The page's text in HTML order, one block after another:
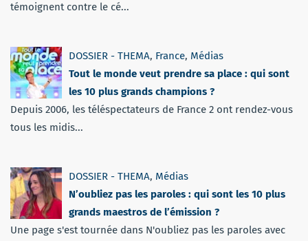
témoignent contre le cé...
DOSSIER - THEMA, France, Médias
Tout le monde veut prendre sa place : qui sont
les 10 plus grands champions ?
Depuis 2006, les téléspectateurs de France 2 ont rendez-vous
tous les midis...
DOSSIER - THEMA, Médias
N’oubliez pas les paroles : qui sont les 10 plus
grands maestros de l’émission ?
Une page s'est tournée dans N'oubliez pas les paroles avec